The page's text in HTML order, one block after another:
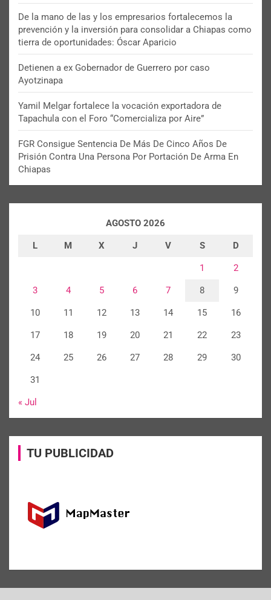
De la mano de las y los empresarios fortalecemos la
prevención y la inversión para consolidar a Chiapas como
tierra de oportunidades: Óscar Aparicio
Detienen a ex Gobernador de Guerrero por caso
Ayotzinapa
Yamil Melgar fortalece la vocación exportadora de
Tapachula con el Foro “Comercializa por Aire”
FGR Consigue Sentencia De Más De Cinco Años De
Prisión Contra Una Persona Por Portación De Arma En
Chiapas
AGOSTO 2026
L M X J V S D
1 2
3 4 5 6 7 8 9
10 11 12 13 14 15 16
17 18 19 20 21 22 23
24 25 26 27 28 29 30
31
« Jul
TU PUBLICIDAD